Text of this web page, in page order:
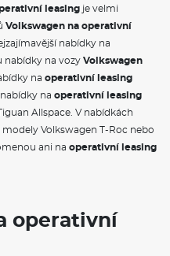
leasing je velmi
Volkswagen na operativní
nabídky na
nabídky na vozy Volkswagen
na operativní leasing
na operativní leasing
Allspace. V nabídkách
Volkswagen T-Roc nebo
ani na operativní leasing
operativní